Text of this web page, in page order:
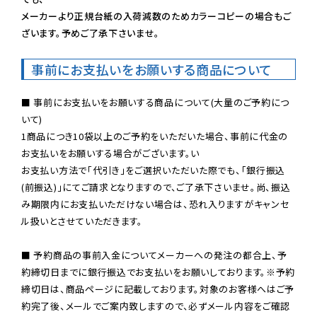
メーカーより正規台紙の入荷減数のためカラーコピーの場合もご
ざいます。予めご了承下さいませ。
事前にお支払いをお願いする商品について
■ 事前にお支払いをお願いする商品について(大量のご予約につ
いて)
1商品につき10袋以上のご予約をいただいた場合、事前に代金の
お支払いをお願いする場合がございます。い
お支払い方法で「代引き」をご選択いただいた際でも、「銀行振込
(前振込)」にてご請求となりますので、ご了承下さいませ。尚、振込
み期限内にお支払いただけない場合は、恐れ入りますがキャンセ
ル扱いとさせていただきます。
■ 予約商品の事前入金についてメーカーへの発注の都合上、予
約締切日までに銀行振込でお支払いをお願いしております。※予約
締切日は、商品ページに記載しております。対象のお客様へはご予
約完了後、メールでご案内致しますので、必ずメール内容をご確認